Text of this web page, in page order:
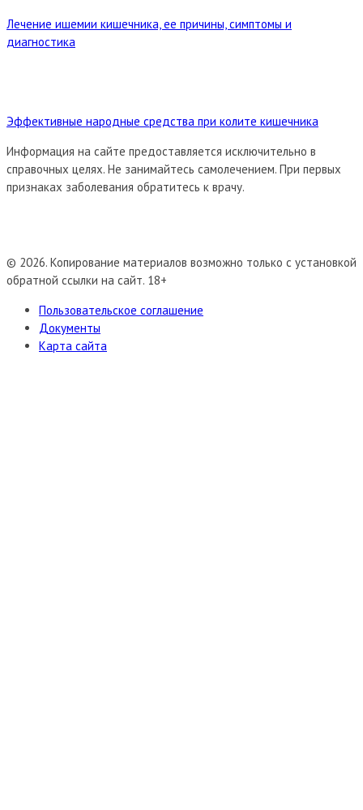
Лечение ишемии кишечника, ее причины, симптомы и
диагностика
Эффективные народные средства при колите кишечника
Информация на сайте предоставляется исключительно в
справочных целях. Не занимайтесь самолечением. При первых
признаках заболевания обратитесь к врачу.
© 2026. Копирование материалов возможно только с установкой
обратной ссылки на сайт. 18+
Пользовательское соглашение
Документы
Карта сайта